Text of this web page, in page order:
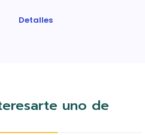
Detalles
uno de